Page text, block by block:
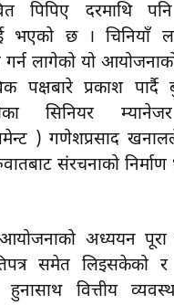
पिपिए दरमाथि
भएको छ । चिनियाँ
गर्न लागेको यो
पक्षबारे प्रकाश
सिनियर
) गणेशप्रसाद
संरचनाको
अध्ययन पूरा
समेत लिइसकेको
हुनासाथ वित्तीय